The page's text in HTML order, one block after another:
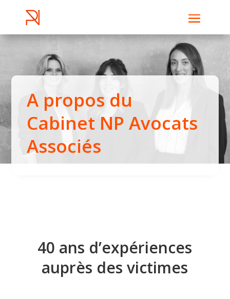
A propos du
Cabinet NP Avocats
Associés
40 ans d’expériences
auprès des victimes